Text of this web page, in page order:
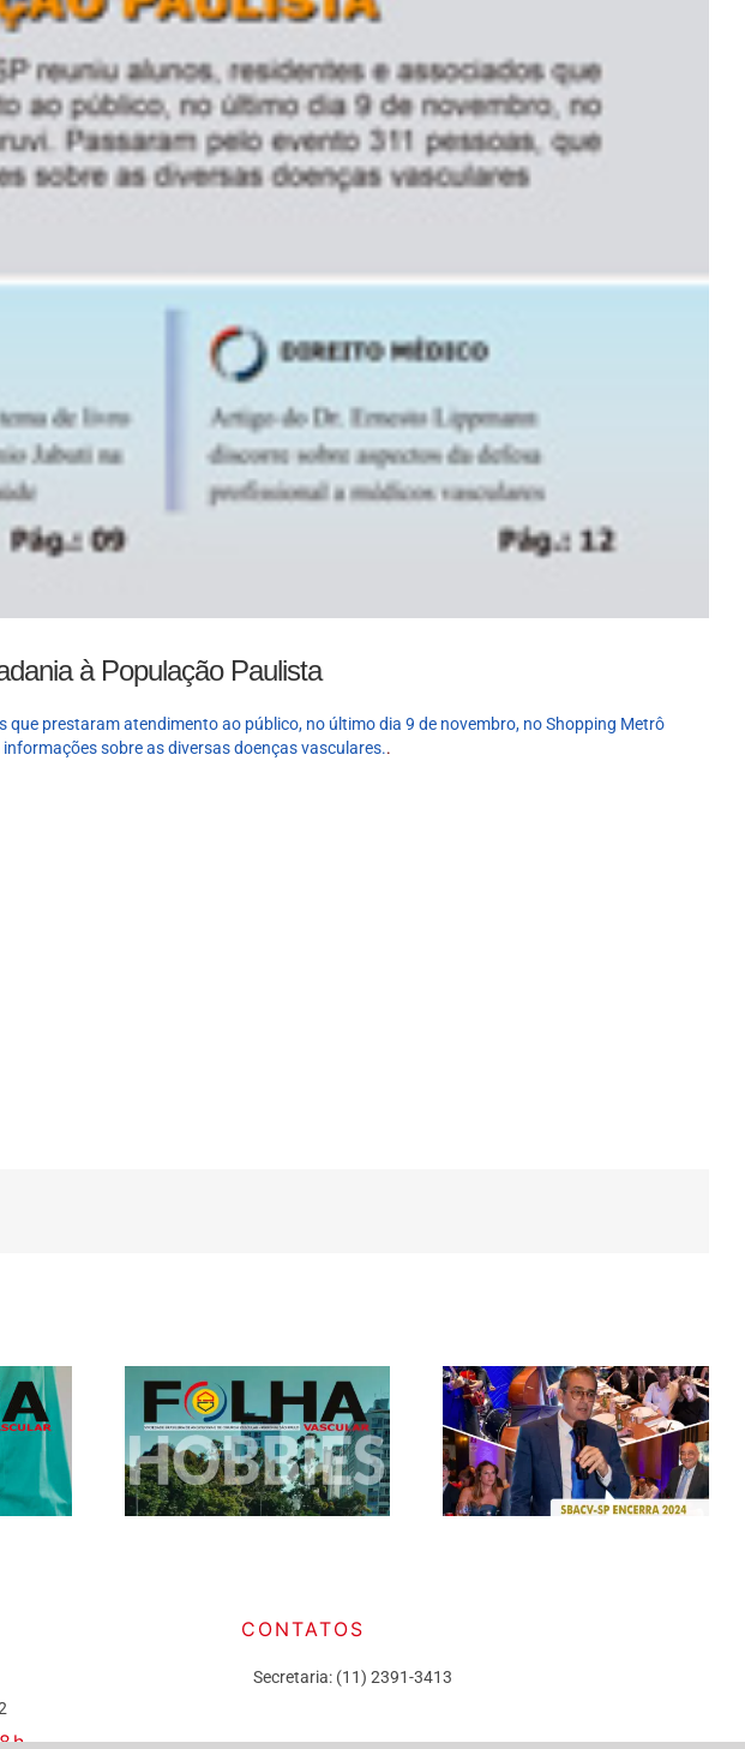
à População Paulista
que prestaram atendimento ao público, no último dia 9 de novembro, no Shopping Metrô
sobre as diversas doenças vasculares..
CONTATOS
Secretaria: (11) 2391-3413